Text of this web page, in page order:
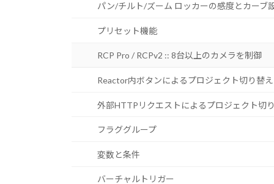
パン/チルト/ズーム ロッカーの感度とカーブ
プリセット機能
RCP Pro / RCPv2 :: 8台以上のカメラを制御
Reactor内ボタンによるプロジェクト切り替え
外部HTTPリクエストによるプロジェクト切
フラググループ
変数と条件
バーチャルトリガー